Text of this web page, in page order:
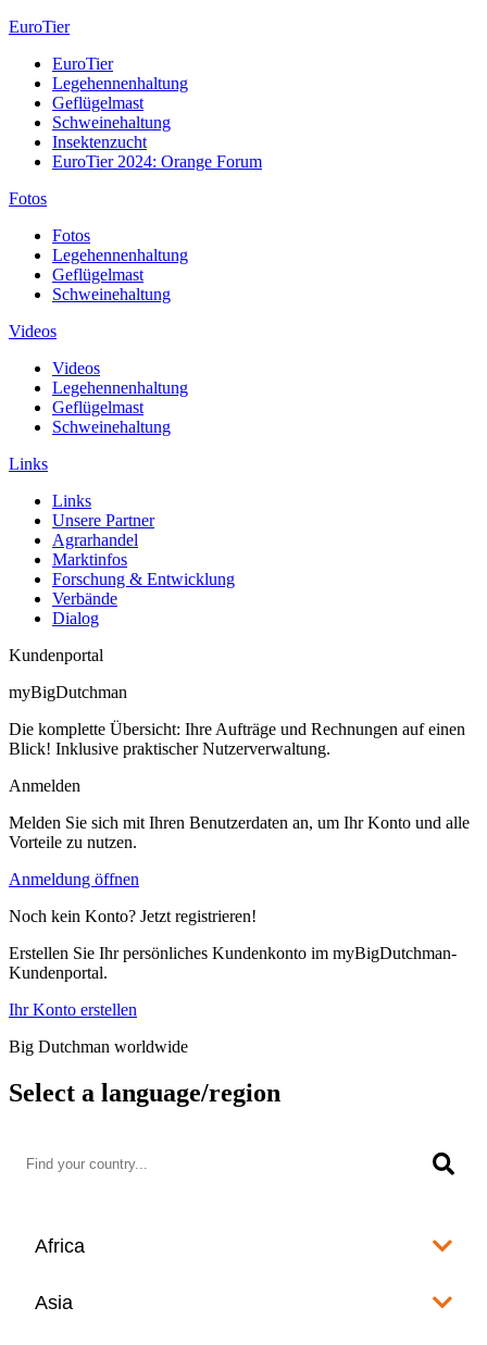
EuroTier
EuroTier
Legehennenhaltung
Geflügelmast
Schweinehaltung
Insektenzucht
EuroTier 2024: Orange Forum
Fotos
Fotos
Legehennenhaltung
Geflügelmast
Schweinehaltung
Videos
Videos
Legehennenhaltung
Geflügelmast
Schweinehaltung
Links
Links
Unsere Partner
Agrarhandel
Marktinfos
Forschung & Entwicklung
Verbände
Dialog
Kundenportal
myBigDutchman
Die komplette Übersicht: Ihre Aufträge und Rechnungen auf einen
Blick! Inklusive praktischer Nutzerverwaltung.
Anmelden
Melden Sie sich mit Ihren Benutzerdaten an, um Ihr Konto und alle
Vorteile zu nutzen.
Anmeldung öffnen
Noch kein Konto? Jetzt registrieren!
Erstellen Sie Ihr persönliches Kundenkonto im myBigDutchman-
Kundenportal.
Ihr Konto erstellen
Big Dutchman worldwide
Select a language/region
Africa
Asia